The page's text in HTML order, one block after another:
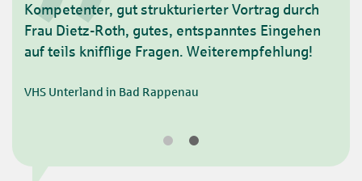
Kompetenter, gut strukturierter Vortrag durch
Frau Dietz-Roth, gutes, entspanntes Eingehen
auf teils knifflige Fragen. Weiterempfehlung!
VHS Unterland in Bad Rappenau